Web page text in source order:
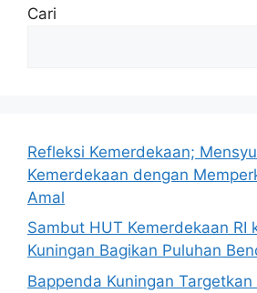
Cari
Refleksi Kemerdekaan;
Kemerdekaan dengan
Amal
Sambut HUT Kemerdekaan RI
Kuningan Bagikan Puluhan
Bappenda Kuningan Targetkan